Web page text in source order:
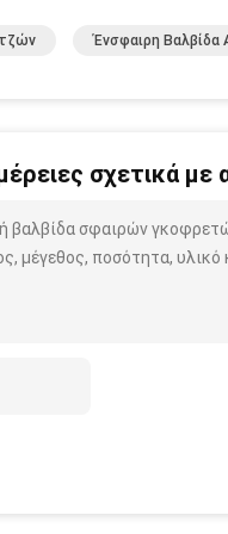
Ένσφαιρη
σχετικά με
βαλβίδα σφαιρών
μέγεθος, ποσότητα, υλικό